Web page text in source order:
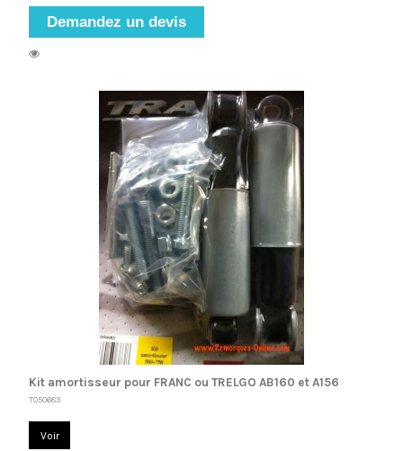
Demandez un devis
Kit amortisseur pour FRANC ou TRELGO AB160 et A156
T050683
Voir